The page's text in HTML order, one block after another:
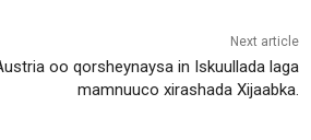
Next article
oo qorsheynaysa in Iskuullada laga
mamnuuco xirashada Xijaabka.